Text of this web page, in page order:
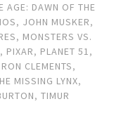
AGE: DAWN OF THE
, JOHN MUSKER,
, MONSTERS VS.
, PIXAR, PLANET 51,
RON CLEMENTS,
MISSING LYNX,
,TIMUR